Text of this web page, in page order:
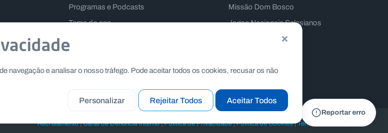
Programas e Podcasts
Tema do ano
Missão Dom Bosco
Jogos Nacionais Salesianos
Recrutamento|Canal de Denúncia Interno|Politica de Privacidade|Politica de Cookies|Termos e Condições
Reportar erro
×
navegação e analisar o nosso tráfego. Pode aceitar todos os cookies, recusar os não
Personalizar Rejeitar Todos Aceitar Todos